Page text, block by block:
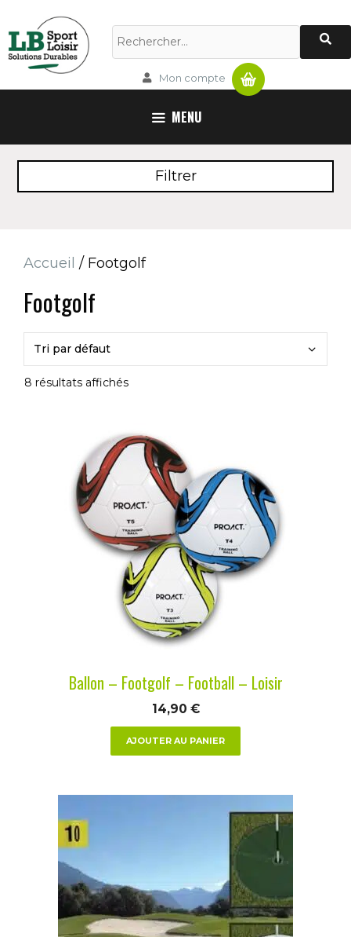
au
contenu
Rechercher :
Mon compte Panier
MENU
Accueil / Footgolf
Footgolf
8 résultats affichés
Ballon – Footgolf – Football – Loisir
14,90 €
AJOUTER AU PANIER
Filtrer